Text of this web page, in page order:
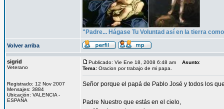
"Padre... Hágase Tu Voluntad así en la tierra
Volver arriba
sigrid
Veterano
Registrado: 12 Nov 2007
Mensajes: 3884
Ubicación: VALENCIA -
ESPAÑA
Publicado: Vie Ene 18, 2008 6:48 am Asunto:
Tema: Oracion por trabajo de mi papa.
Señor porque el papá de Pablo José y todos los
Padre Nuestro que estás en el cielo,